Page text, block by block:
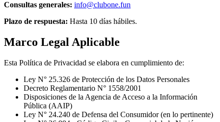
Consultas generales: info@clubone.fun
Plazo de respuesta: Hasta 10 días hábiles.
Marco Legal Aplicable
Esta Política de Privacidad se elabora en cumplimiento de:
Ley N° 25.326 de Protección de los Datos Personales
Decreto Reglamentario N° 1558/2001
Disposiciones de la Agencia de Acceso a la Información
Pública (AAIP)
Ley N° 24.240 de Defensa del Consumidor (en lo pertinente)